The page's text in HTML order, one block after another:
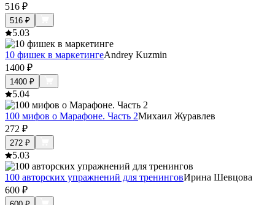
516 ₽
516 ₽
5.03
10 фишек в маркетингеAndrey Kuzmin
1400 ₽
1400 ₽
5.04
100 мифов о Марафоне. Часть 2Михаил Журавлев
272 ₽
272 ₽
5.03
100 авторских упражнений для тренинговИрина Шевцова
600 ₽